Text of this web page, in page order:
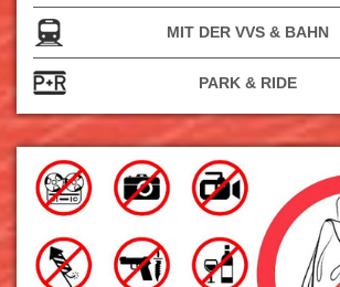
MIT DER VVS & BAHN
PARK & RIDE